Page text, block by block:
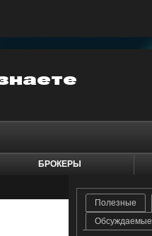
БРОКЕРЫ
Полезные
Обсуждаемые